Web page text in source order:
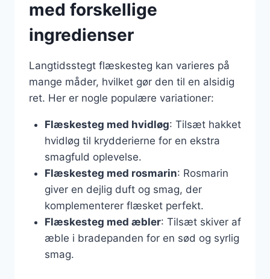
med forskellige
ingredienser
Langtidsstegt flæskesteg kan varieres på
mange måder, hvilket gør den til en alsidig
ret. Her er nogle populære variationer:
Flæskesteg med hvidløg: Tilsæt hakket
hvidløg til krydderierne for en ekstra
smagfuld oplevelse.
Flæskesteg med rosmarin: Rosmarin
giver en dejlig duft og smag, der
komplementerer flæsket perfekt.
Flæskesteg med æbler: Tilsæt skiver af
æble i bradepanden for en sød og syrlig
smag.